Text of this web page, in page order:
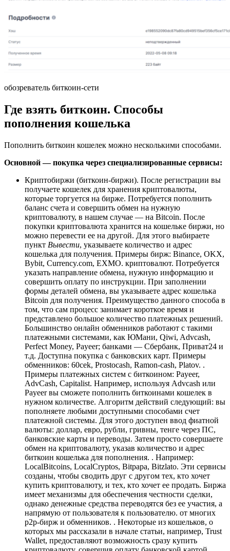
обозреватель биткоин-сети
Где взять биткоин. Способы
пополнения кошелька
Пополнить биткоин кошелек можно несколькими способами.
Основной — покупка через специализированные сервисы:
Криптобиржи (биткоин-биржи). После регистрации вы
получаете кошелек для хранения криптовалюты,
которые торгуется на бирже. Потребуется пополнить
баланс счета и совершить обмен на нужную
криптовалюту, в нашем случае — на Bitcoin. После
покупки криптовалюта хранится на кошельке биржи, но
можно перевести ее на другой. Для этого выбираете
пункт Вывести, указываете количество и адрес
кошелька для получения. Примеры бирж: Binance, OKX,
Bybit, Currency.com, EXMO. криптовалют. Потребуется
указать направление обмена, нужную информацию и
совершить оплату по инструкции. При заполнении
формы деталей обмена, вы указываете адрес кошелька
Bitcoin для получения. Преимущество данного способа в
том, что сам процесс занимает короткое время и
представлено большое количество платежных решений.
Большинство онлайн обменников работают с такими
платежными системами, как ЮМани, Qiwi, Advcash,
Perfect Money, Payeer; банками — Сбербанк, Приват24 и
т.д. Доступна покупка с банковских карт. Примеры
обменников: 60cek, Prostocash, Ramon-cash, Platov. .
Примеры платежных систем с биткоином: Payeer,
AdvCash, Capitalist. Например, используя Advcash или
Payeer вы сможете пополнить биткоинами кошелек в
нужном количестве. Алгоритм действий следующий: вы
пополняете любыми доступными способами счет
платежной системы. Для этого доступен ввод фиатной
валюты: доллар, евро, рубли, гривны, тенге через ПС,
банковские карты и переводы. Затем просто совершаете
обмен на криптовалюту, указав количество и адрес
биткоин кошелька для пополнения. . Например:
LocalBitcoins, LocalCryptos, Bitpapa, Bitzlato. Эти сервисы
созданы, чтобы сводить друг с другом тех, кто хочет
купить криптовалюту, и тех, кто хочет ее продать. Биржа
имеет механизмы для обеспечения честности сделки,
однако денежные средства переводятся без ее участия, а
напрямую от пользователя к пользователю. от многих
p2p-бирж и обменников. . Некоторые из кошельков, о
которых мы рассказали в начале статьи, например, Trust
Wallet, предоставляют возможность сразу купить